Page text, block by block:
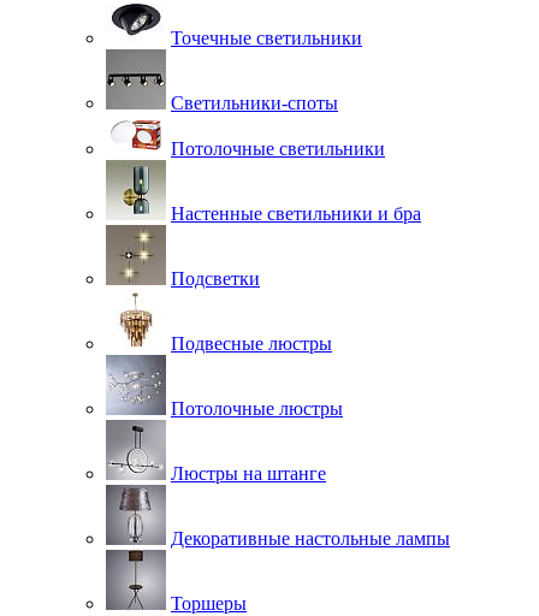
Точечные светильники
Светильники-споты
Потолочные светильники
Настенные светильники и бра
Подсветки
Подвесные люстры
Потолочные люстры
Люстры на штанге
Декоративные настольные лампы
Торшеры